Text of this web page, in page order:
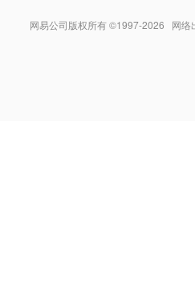
网易公司版权所有 ©1997-2026 网络